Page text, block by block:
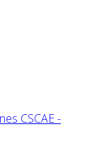
CSCAE -